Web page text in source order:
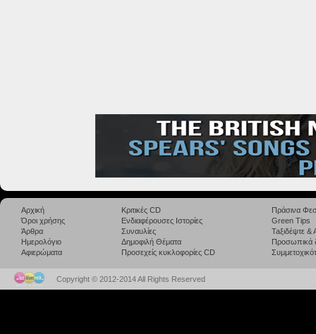
Αρχική
Όροι χρήσης
Άρθρα
Ημερολόγιο
Αφιερώματα
Κριτικές CD
Ενδιαφέρουσες Ιστορίες
Συναυλίες
Δημοφιλή Θέματα
Προσεχείς κυκλοφορίες CD
Πράσινα
Green Tips
Taξιδέψτε
Προσωπικά
Copyright © 2012-2014 All Rights Reserved